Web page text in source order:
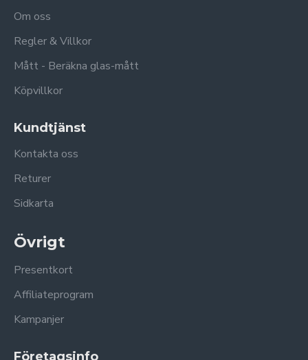
Om oss
Regler & Villkor
Mått - Beräkna glas-mått
Köpvillkor
Kundtjänst
Kontakta oss
Returer
Sidkarta
Övrigt
Presentkort
Affiliateprogram
Kampanjer
Företagsinfo